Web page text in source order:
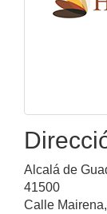
Alcalá de
41500
Calle